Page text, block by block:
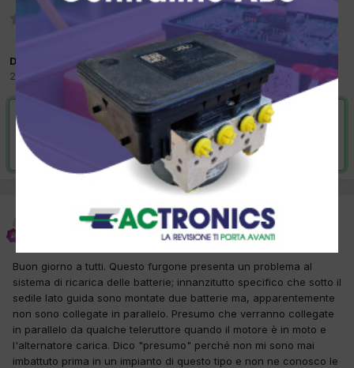
Da wolf
20 Marzo 2012inMeccatronica
VAI ALLA SOLUZIONE
Risolta da wolf, 21 Marzo 2012
wolf
20 Marzo 2012
Buon giorno a tutti. Questo furgone presenta un problema al
sistema di ricarica delle batterie; innanzitutto specifico che sotto il
sedile lato guida sono montate due batterie ma, apparentemente
non sono collegate in parallelo. Presumo che verranno collegate
in parallelo da qualche teleruttore quando il motore è in moto e
l'alternatore carica. Dico "presumo" perché non mi sono mai
imbattuto prima in un impianto di questo tipo e non ne conosco le